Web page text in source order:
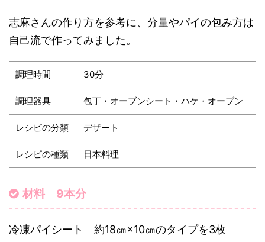
志麻さんの作り方を参考に、分量やパイの包み方は
自己流で作ってみました。
調理時間 30分
調理器具 包丁・オーブンシート・ハケ・オーブン
レシピの分類 デザート
レシピの種類 日本料理
材料 9本分
冷凍パイシート 約18㎝×10㎝のタイプを3枚